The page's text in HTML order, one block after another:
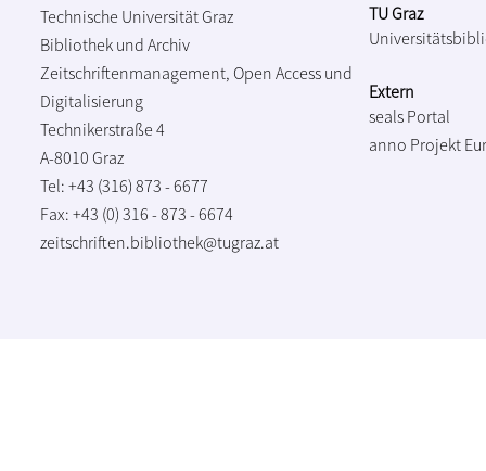
Technische Universität Graz
Bibliothek und Archiv
Zeitschriftenmanagement, Open Access und
Digitalisierung
Technikerstraße 4
A-8010 Graz
Tel: +43 (316) 873 - 6677
Fax: +43 (0) 316 - 873 - 6674
zeitschriften.bibliothek@tugraz.at
TU Graz
Extern
seals Portal
anno Projekt